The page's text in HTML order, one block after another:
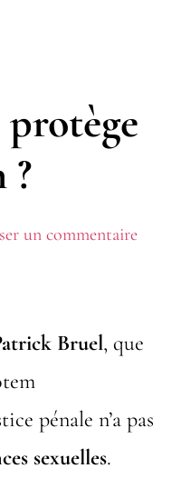
?
un commentaire
Bruel, que
pénale n’a pas
sexuelles.